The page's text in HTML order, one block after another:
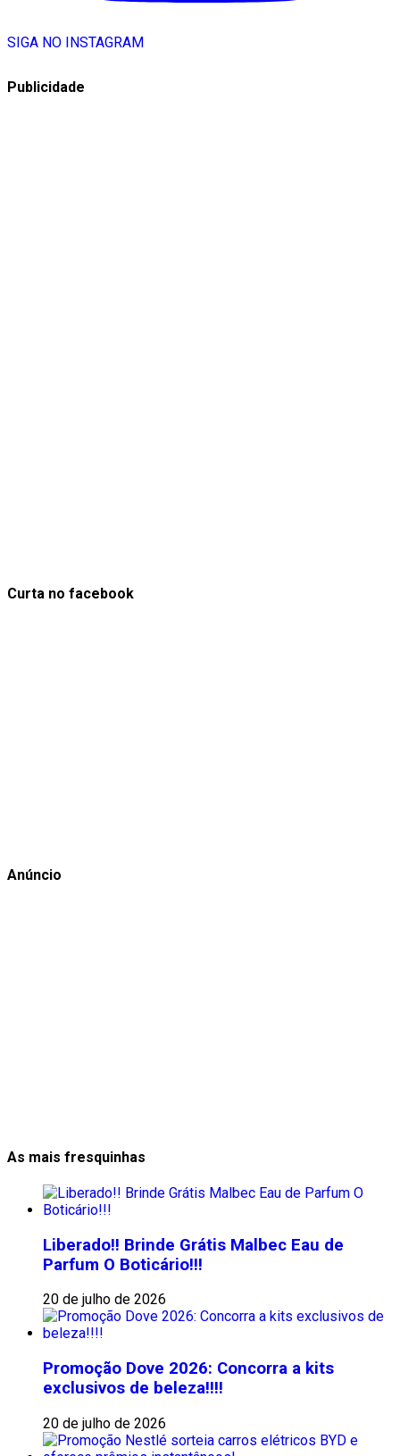
SIGA NO INSTAGRAM
Publicidade
Curta no facebook
Anúncio
As mais fresquinhas
Liberado!! Brinde Grátis Malbec Eau de
Parfum O Boticário!!!
20 de julho de 2026
Promoção Dove 2026: Concorra a kits
exclusivos de beleza!!!!
20 de julho de 2026